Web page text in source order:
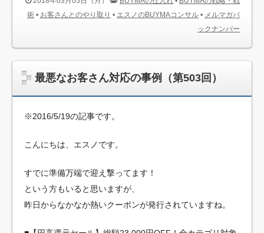
術 • お客さんとのやり取り • エスノのBUYMAコンサル • メルマガバ
ックナンバー
最悪なお客さん対応の事例（第503回）
※2016/5/19の記事です。
こんにちは、エスノです。
すでに準備万端で迎え撃ってます！
という方もいると思いますが、
昨日からなかなか熱いクーポンが発行されていますね。